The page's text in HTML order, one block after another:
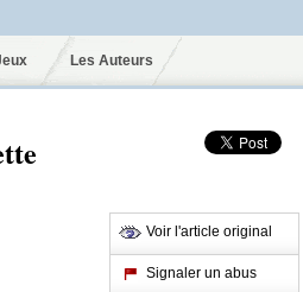
Les Auteurs
Voir l'article original
Signaler un abus